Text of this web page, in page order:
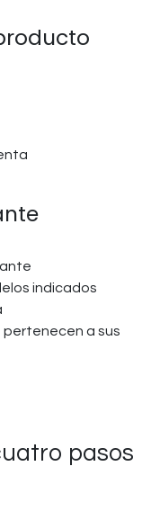
indicados
pertenecen a sus
pasos